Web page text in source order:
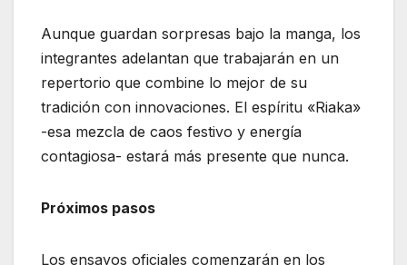
Aunque guardan sorpresas bajo la manga, los
integrantes adelantan que trabajarán en un
repertorio que combine lo mejor de su
tradición con innovaciones. El espíritu «Riaka»
-esa mezcla de caos festivo y energía
contagiosa- estará más presente que nunca.
Próximos pasos
Los ensayos oficiales comenzarán en los